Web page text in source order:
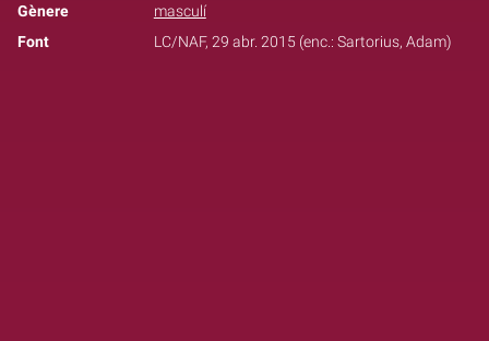
Gènere
masculí
Font
LC/NAF, 29 abr. 2015 (enc.: Sartorius, Adam)